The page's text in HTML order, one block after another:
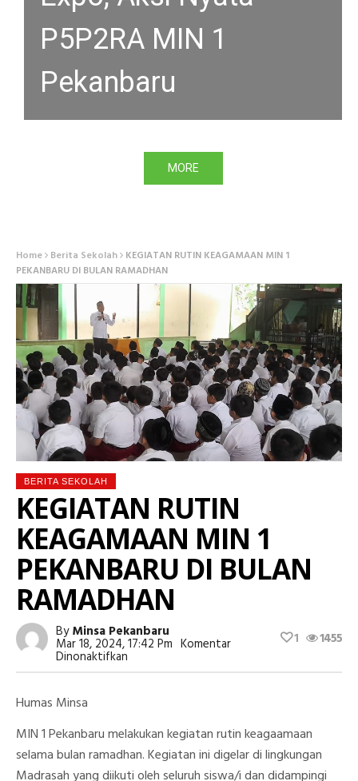
P5P2RA MIN 1
Pekanbaru
MORE
PEKANBARU DI BULAN
RAMADHAN
MORE
Home Berita Sekolah KEGIATAN RUTIN KEAGAMAAN MIN 1
PEKANBARU DI BULAN RAMADHAN
BERITA SEKOLAH
KEGIATAN RUTIN
KEAGAMAAN MIN 1
PEKANBARU DI BULAN
RAMADHAN
ByMinsa Pekanbaru
Mar 18, 2024, 17:42 Pm Komentar
Dinonaktifkan
KEGIATAN
PEKANBARU
BULAN
RAMADHAN
1455
1
Humas Minsa
MIN 1 Pekanbaru melakukan kegiatan rutin keagaamaan
selama bulan ramadhan. Kegiatan ini digelar di lingkungan
Madrasah yang diikuti oleh seluruh siswa/i dan didampingi